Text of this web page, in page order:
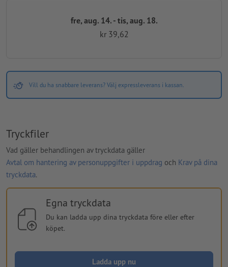
fre, aug. 14. - tis, aug. 18.
kr 39,62
Vill du ha snabbare leverans? Välj expressleverans i kassan.
Tryckfiler
Vad gäller behandlingen av tryckdata gäller
Avtal om hantering av personuppgifter i uppdrag och Krav på dina
tryckdata.
Egna tryckdata
Du kan ladda upp dina tryckdata före eller efter
köpet.
Ladda upp nu